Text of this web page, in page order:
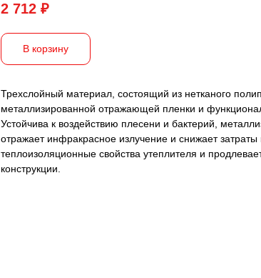
2 712 ₽
В корзину
Трехслойный материал, состоящий из нетканого
металлизированной отражающей пленки и
Устойчива к воздействию плесени и бактерий,
отражает инфракрасное излучение и снижает
теплоизоляционные свойства утеплителя и
конструкции.